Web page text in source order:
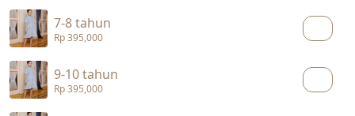
7-8 tahun
Rp 395,000
9-10 tahun
Rp 395,000